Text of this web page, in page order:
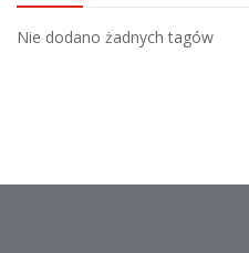
Nie dodano żadnych tagów